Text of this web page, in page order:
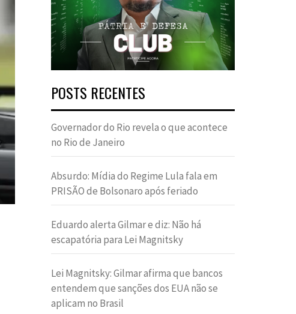
POSTS RECENTES
Governador do Rio revela o que acontece
no Rio de Janeiro
Absurdo: Mídia do Regime Lula fala em
PRISÃO de Bolsonaro após feriado
Eduardo alerta Gilmar e diz: Não há
escapatória para Lei Magnitsky
Lei Magnitsky: Gilmar afirma que bancos
entendem que sanções dos EUA não se
aplicam no Brasil